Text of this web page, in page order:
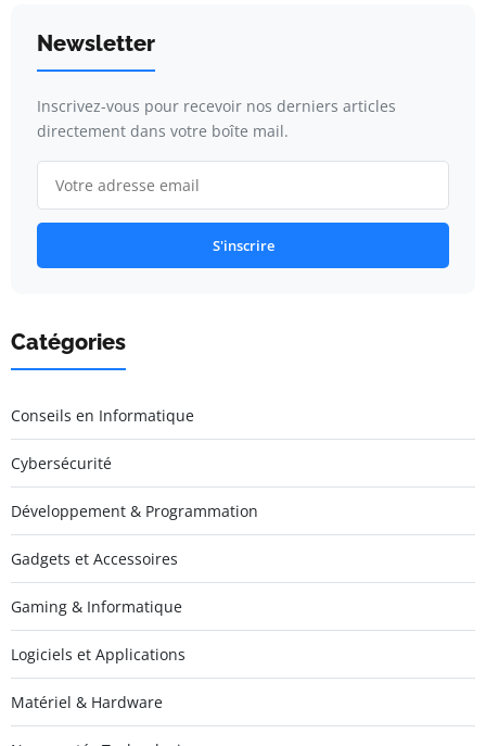
Newsletter
Inscrivez-vous pour recevoir nos derniers articles
directement dans votre boîte mail.
S'inscrire
Catégories
Conseils en Informatique
Cybersécurité
Développement & Programmation
Gadgets et Accessoires
Gaming & Informatique
Logiciels et Applications
Matériel & Hardware